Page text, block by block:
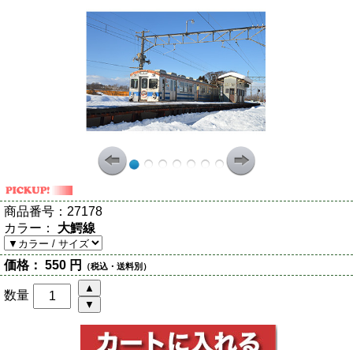
商品番号： 27178
カラー： 大鰐線
価格： 550 円 （税込・送料別）
数量